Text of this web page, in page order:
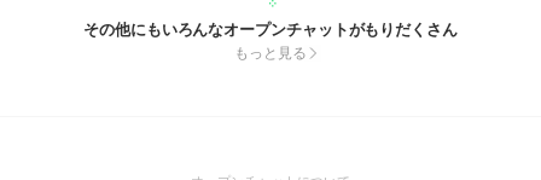
その他にもいろんなオープンチャットがもりだくさん
もっと見る